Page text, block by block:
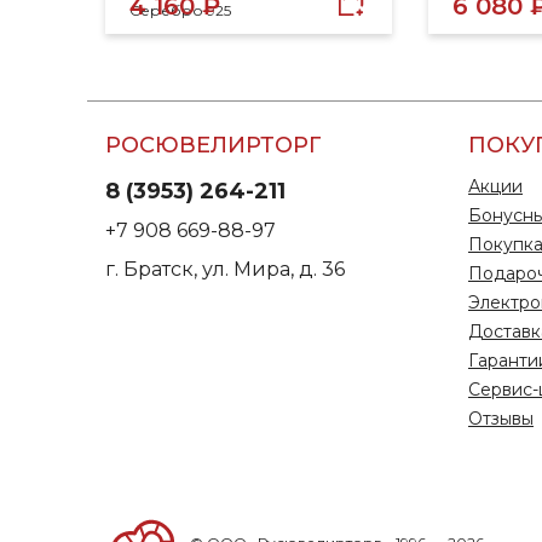
Серебро 925
4 160 ₽ 6 080
РОСЮВЕЛИРТОРГ
8 (3953) 264-211
+7 908 669-88-97
г. Братск, ул. Мира, д. 36
Акции
Сервис-
Отзывы